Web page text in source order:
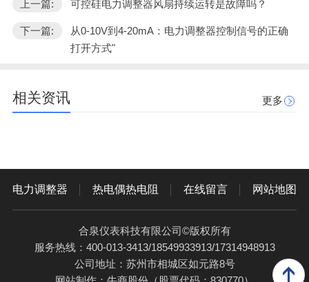
上一篇: 可控硅电力调整器风扇持续运转是故障吗？
下一篇:
从0-10V到4-20mA：电力调整器控制信号的正确
打开方式"
相关资讯 更多
电力调整器 热电偶热电阻 在线留言 网站地图
合泉仪表科技有限公司©版权所有
服务热线：400-013-3413/18549933913/17314948913
公司地址：苏州市相城区如元路8号